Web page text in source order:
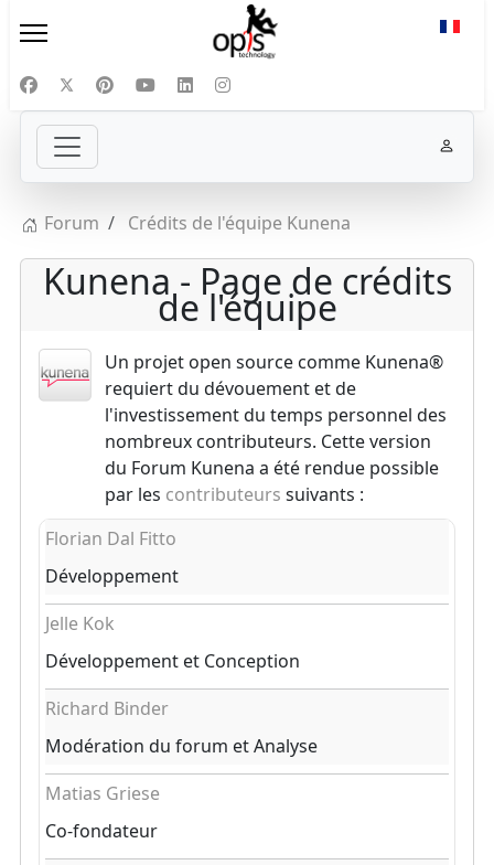
Forum Crédits de l'équipe Kunena
Kunena - Page de crédits
de l'équipe
Un projet open source comme Kunena®
requiert du dévouement et de
l'investissement du temps personnel des
nombreux contributeurs. Cette version
du Forum Kunena a été rendue possible
par les contributeurs suivants :
Florian Dal Fitto
Développement
Jelle Kok
Développement et Conception
Richard Binder
Modération du forum et Analyse
Matias Griese
Co-fondateur